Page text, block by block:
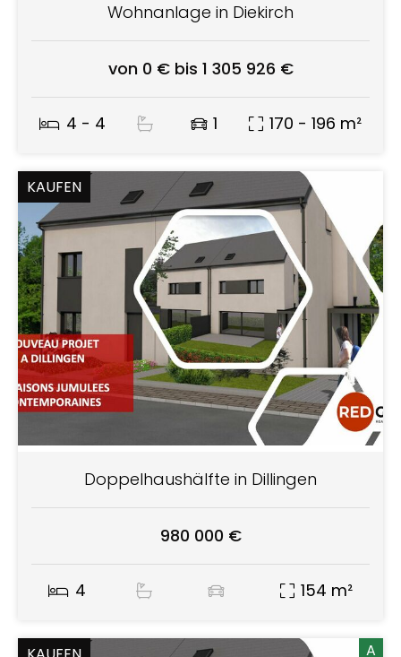
Wohnanlage in Diekirch
von 0 € bis 1 305 926 €
4 - 4 1 170 - 196 m²
KAUFEN
Doppelhaushälfte in Dillingen
980 000 €
4 154 m²
A